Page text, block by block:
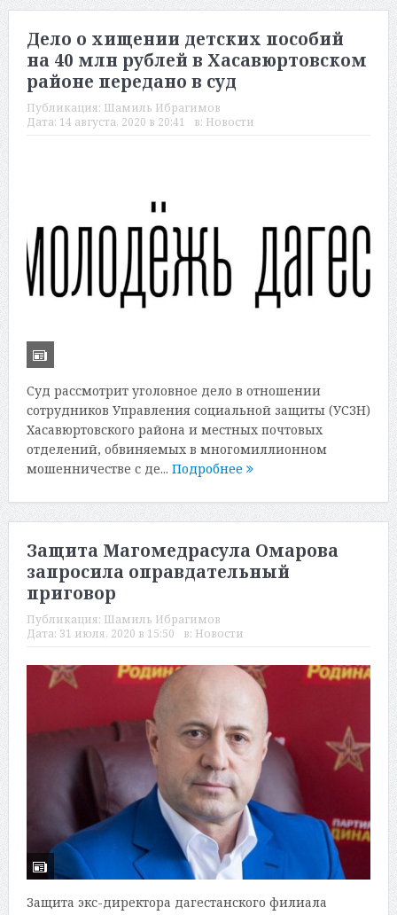
Дело о хищении детских пособий
на 40 млн рублей в Хасавюртовском
районе передано в суд
Публикация: Шамиль Ибрагимов
Дата: 14 августа, 2020 в 20:41 в: Новости
Суд рассмотрит уголовное дело в отношении
сотрудников Управления социальной защиты (УСЗН)
Хасавюртовского района и местных почтовых
отделений, обвиняемых в многомиллионном
мошенничестве с де... Подробнее
Защита Магомедрасула Омарова
запросила оправдательный
приговор
Публикация: Шамиль Ибрагимов
Дата: 31 июля, 2020 в 15:50 в: Новости
Защита экс-директора дагестанского филиала